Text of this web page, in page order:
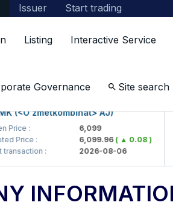
Issuer Start trading
Listing Interactive Service
Governance Site search
AJ)
:
6,099
Price :
6,099.96( ▲ 0.08 )
:
2026-08-06